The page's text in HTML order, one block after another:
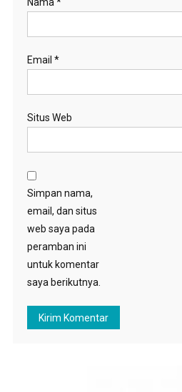
Email *
Situs Web
Simpan nama,
email, dan situs
web saya pada
peramban ini
untuk komentar
saya berikutnya.